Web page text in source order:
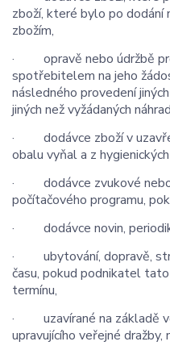
zboží, které bylo po dodání
zbožím,
· opravě nebo údržbě
spotřebitelem na jeho
následného provedení
jiných než vyžádaných
· dodávce zboží v
obalu vyňal a z
· dodávce zvukové nebo
počítačového programu,
· dodávce novin, periodik
· ubytování, dopravě,
času, pokud podnikatel
termínu,
· uzavírané na základě
upravujícího veřejné dražby,